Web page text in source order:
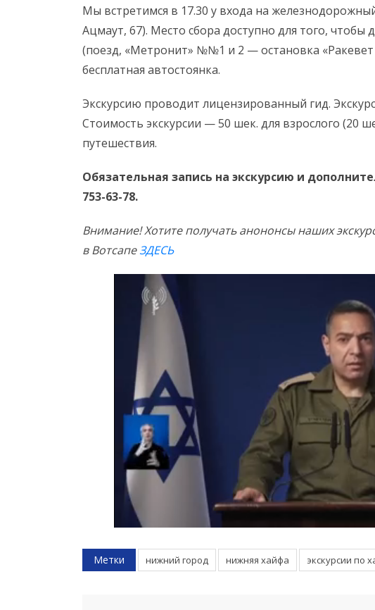
Мы встретимся в 17.30 у входа на
Ацмаут, 67). Место сбора доступно для того,
(поезд, «Метронит» №№1 и 2 — остановка «Ракевет
бесплатная автостоянка.
Экскурсию проводит лицензированный гид.
Стоимость экскурсии — 50 шек. для взрослого (20
путешествия.
Обязательная запись на экскурсию и
753-63-78.
Внимание! Хотите получать анононсы наших
в ВотсапеЗДЕСЬ
Метки нижний город нижняя хайфа экскурсии по